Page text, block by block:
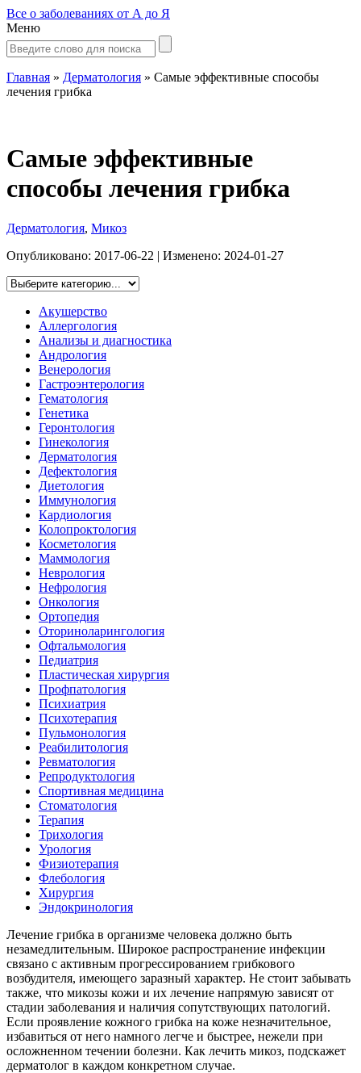
Все о заболеваниях от А до Я
Меню
Главная » Дерматология » Самые эффективные способы
лечения грибка
Самые эффективные
способы лечения грибка
Дерматология, Микоз
Опубликовано: 2017-06-22 | Изменено: 2024-01-27
Акушерство
Аллергология
Анализы и диагностика
Андрология
Венерология
Гастроэнтерология
Гематология
Генетика
Геронтология
Гинекология
Дерматология
Дефектология
Диетология
Иммунология
Кардиология
Колопроктология
Косметология
Маммология
Неврология
Нефрология
Онкология
Ортопедия
Оториноларингология
Офтальмология
Педиатрия
Пластическая хирургия
Профпатология
Психиатрия
Психотерапия
Пульмонология
Реабилитология
Ревматология
Репродуктология
Спортивная медицина
Стоматология
Терапия
Трихология
Урология
Физиотерапия
Флебология
Хирургия
Эндокринология
Лечение грибка в организме человека должно быть
незамедлительным. Широкое распространение инфекции
связано с активным прогрессированием грибкового
возбудителя, имеющего заразный характер. Не стоит забывать
также, что микозы кожи и их лечение напрямую зависят от
стадии заболевания и наличия сопутствующих патологий.
Если проявление кожного грибка на коже незначительное,
избавиться от него намного легче и быстрее, нежели при
осложненном течении болезни. Как лечить микоз, подскажет
дерматолог в каждом конкретном случае.